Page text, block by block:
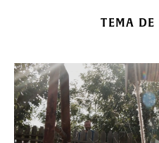
TEMA DE